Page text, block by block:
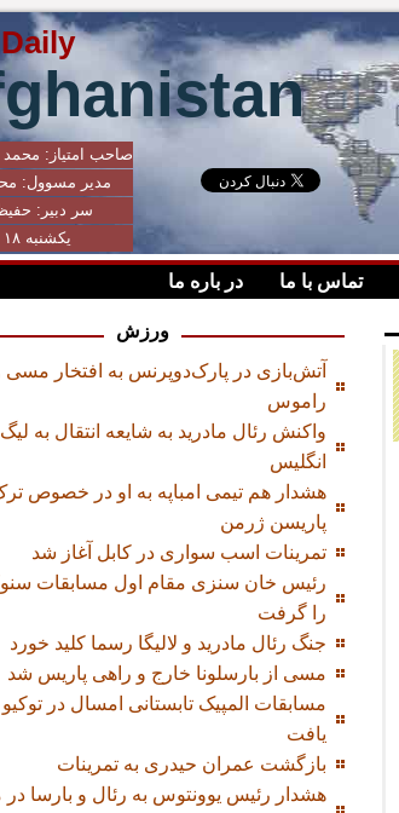
صاحب امتیاز: محمد
مدیر مسوول:
سر دبیر:
یکشنبه ۱۸ اسد ۱۴۰۵
تماس با ما در باره ما
ورزش
آتش‌بازی در پارک‌دوپرنس به افتخار مسی
راموس
واکنش رئال مادرید به شایعه انتقال به لیگ
انگلیس
هشدار هم تیمی امباپه به او در خصوص
پاریسن ژرمن
تمرینات اسب سواری در کابل آغاز شد
رئیس خان سنزی مقام اول مسابقات
را گرفت
جنگ رئال مادرید و لالیگا رسما کلید خورد
مسی از بارسلونا خارج و راهی پاریس شد
مسابقات المپیک تابستانی امسال در توکیو
یافت
بازگشت عمران حیدری به تمرینات
هشدار رئیس یوونتوس به رئال و بارسا در